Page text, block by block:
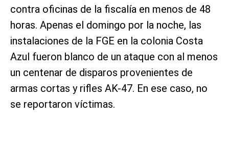
contra oficinas de la fiscalía en menos de 48
horas. Apenas el domingo por la noche, las
instalaciones de la FGE en la colonia Costa
Azul fueron blanco de un ataque con al menos
un centenar de disparos provenientes de
armas cortas y rifles AK-47. En ese caso, no
se reportaron víctimas.